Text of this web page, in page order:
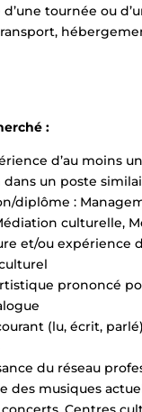
tournée ou
:
d’au moins
un poste
diplôme :
culturelle,
et/ou expérience
prononcé
(lu, écrit, parlé)
du réseau
des musiques